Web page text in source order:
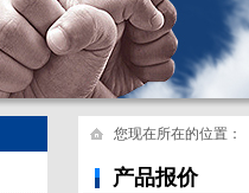
您现在所在的位置：
产品报价